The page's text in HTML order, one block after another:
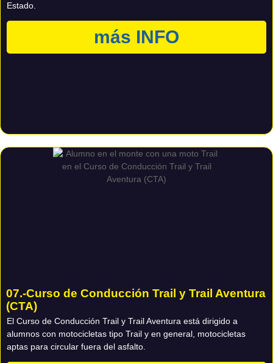
Estado.
más INFO
07.-Curso de Conducción Trail y Trail Aventura
(CTA)
El Curso de Conducción Trail y Trail Aventura está dirigido a
alumnos con motocicletas tipo Trail y en general, motocicletas
aptas para circular fuera del asfalto.